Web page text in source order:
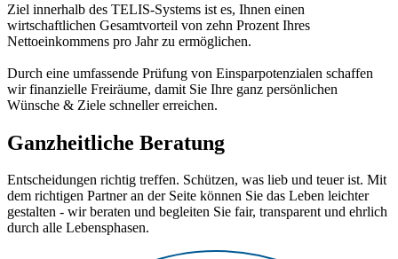
Ziel innerhalb des TELIS-Systems ist es, Ihnen einen
wirtschaftlichen Gesamtvorteil von zehn Prozent Ihres
Nettoeinkommens pro Jahr zu ermöglichen.
Durch eine umfassende Prüfung von Einsparpotenzialen schaffen
wir finanzielle Freiräume, damit Sie Ihre ganz persönlichen
Wünsche & Ziele schneller erreichen.
Ganzheitliche Beratung
Entscheidungen richtig treffen. Schützen, was lieb und teuer ist. Mit
dem richtigen Partner an der Seite können Sie das Leben leichter
gestalten - wir beraten und begleiten Sie fair, transparent und ehrlich
durch alle Lebensphasen.